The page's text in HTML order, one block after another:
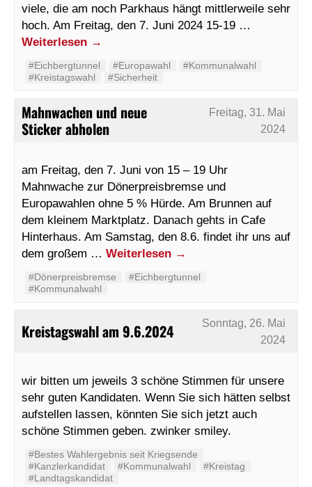
viele, die am noch Parkhaus hängt mittlerweile sehr
hoch. Am Freitag, den 7. Juni 2024 15-19 …
Weiterlesen →
#Eichbergtunnel #Europawahl
#Kommunalwahl
#Kreistagswahl
#Sicherheit
Mahnwachen und neue
Sticker abholen
Freitag, 31. Mai
2024
am Freitag, den 7. Juni von 15 – 19 Uhr
Mahnwache zur Dönerpreisbremse und
Europawahlen ohne 5 % Hürde. Am Brunnen auf
dem kleinem Marktplatz. Danach gehts in Cafe
Hinterhaus. Am Samstag, den 8.6. findet ihr uns auf
dem großem … Weiterlesen →
#Dönerpreisbremse
#Eichbergtunnel
#Kommunalwahl
Kreistagswahl am 9.6.2024
Sonntag, 26. Mai
2024
wir bitten um jeweils 3 schöne Stimmen für unsere
sehr guten Kandidaten. Wenn Sie sich hätten selbst
aufstellen lassen, könnten Sie sich jetzt auch
schöne Stimmen geben. zwinker smiley.
#Bestes Wahlergebnis seit Kriegsende
#Kanzlerkandidat
#Kommunalwahl
#Kreistag
#Landtagskandidat